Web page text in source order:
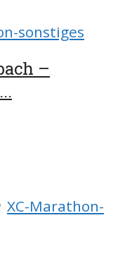
sonstiges
–
XC-Marathon-